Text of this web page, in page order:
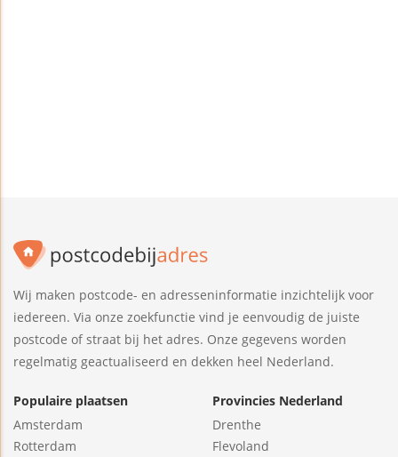
Wij maken postcode- en adresseninformatie inzichtelijk voor
iedereen. Via onze zoekfunctie vind je eenvoudig de juiste
postcode of straat bij het adres. Onze gegevens worden
regelmatig geactualiseerd en dekken heel Nederland.
Populaire plaatsen
Amsterdam
Rotterdam
Provincies Nederland
Drenthe
Flevoland